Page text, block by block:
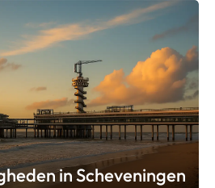
in Scheveningen